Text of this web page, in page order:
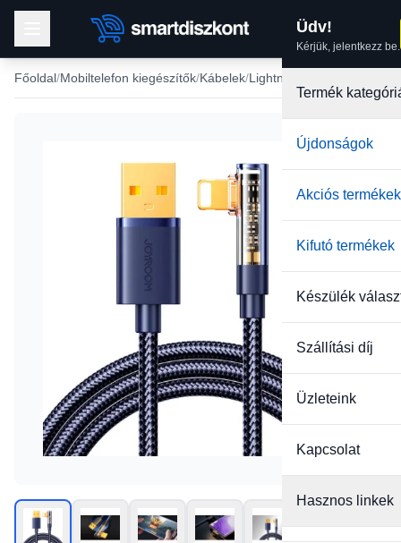
Üdv!
Kérjük, jelentkezz be.
Termék
Újdonságok
Akciós termékek
Kifutó termékek
Készülék
Szállítási díj
Üzleteink
Kapcsolat
Hasznos linkek
Főoldal Mobiltelefon kiegészítők Kábelek Lightning USB kábel